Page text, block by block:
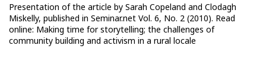
Presentation of the article by Sarah Copeland and Clodagh
Miskelly, published in Seminar.net Vol. 6, No. 2 (2010). Read
online: Making time for storytelling; the challenges of
community building and activism in a rural locale